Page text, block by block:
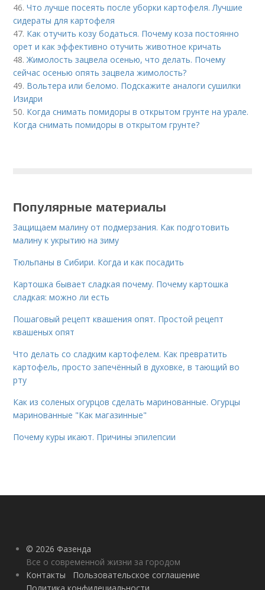
46.Что лучше посеять после уборки картофеля. Лучшие
сидераты для картофеля
47. Как отучить козу бодаться. Почему коза постоянно
орет и как эффективно отучить животное кричать
48.Жимолость зацвела осенью, что делать. Почему
сейчас осенью опять зацвела жимолость?
49. Вольтера или беломо. Подскажите аналоги сушилки
Изидри
50. Когда снимать помидоры в открытом грунте на урале.
Когда снимать помидоры в открытом грунте?
Популярные материалы
Защищаем малину от подмерзания. Как подготовить
малину к укрытию на зиму
Тюльпаны в Сибири. Когда и как посадить
Картошка бывает сладкая почему. Почему картошка
сладкая: можно ли есть
Пошаговый рецепт квашения опят. Простой рецепт
квашеных опят
Что делать со сладким картофелем. Как превратить
картофель, просто запечённый в духовке, в тающий во
рту
Как из соленых огурцов сделать маринованные. Огурцы
маринованные "Как магазинные"
Почему куры икают. Причины эпилепсии
© 2026 Фазенда
Все о современной жизни за городом
Контакты
Пользовательское соглашение
Политика конфидециальности